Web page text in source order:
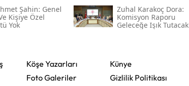
Şahin: Genel
Kişiye Özel
Yok
Zuhal Karakoç Dora:
Komisyon Raporu
Geleceğe Işık Tutacak
Köşe Yazarları
Foto Galeriler
Künye
Gizlilik Politikası